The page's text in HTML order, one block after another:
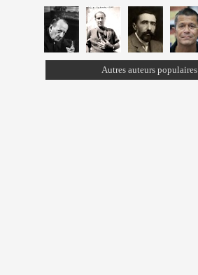
Autres auteurs populaires